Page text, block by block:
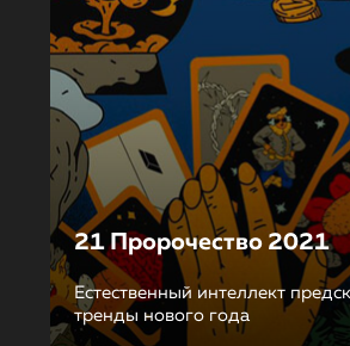
21 Пророчество 2021
Естественный интеллект
тренды нового года